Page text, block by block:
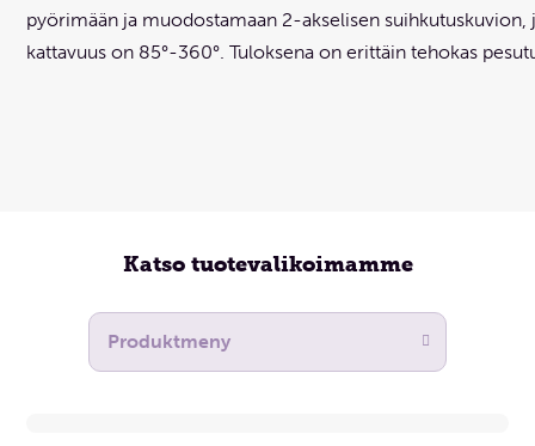
pyörimään ja muodostamaan 2-akselisen suihkutuskuvion,
kattavuus on 85°-360°. Tuloksena on erittäin tehokas
Katso tuotevalikoimamme